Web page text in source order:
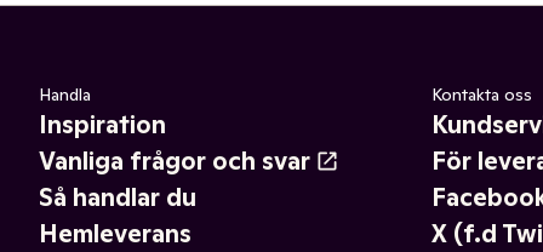
Handla
Inspiration
Vanliga frågor och svar
Så handlar du
Hemleverans
Kontakta oss
För
X (f.d